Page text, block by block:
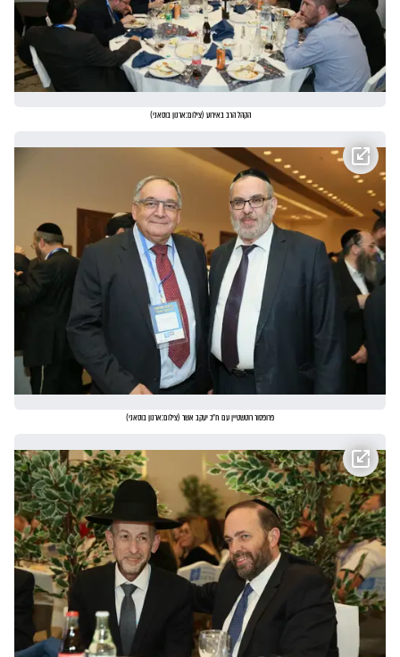
הקהל הרב באירוע (צילום:ארנון בוסאני)
פרופסור רוטשטיין עם ח"כ יעקב אשר (צילום:ארנון בוסאני)